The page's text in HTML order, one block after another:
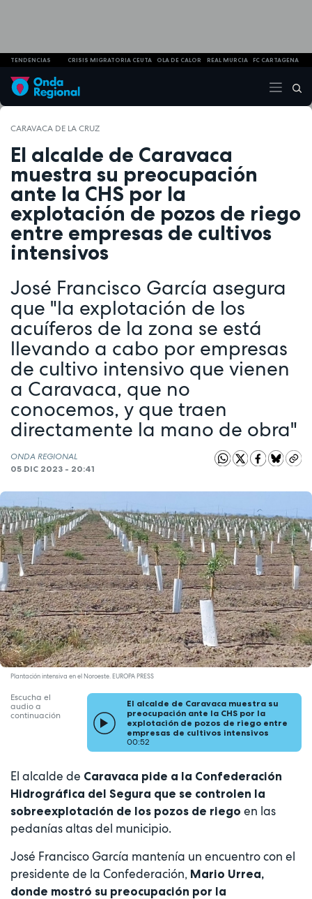
TENDENCIAS CRISIS MIGRATORIA CEUTA OLA DE CALOR REAL MURCIA FC CARTAGENA
CARAVACA DE LA CRUZ
El alcalde de Caravaca
muestra su preocupación
ante la CHS por la
explotación de pozos de riego
entre empresas de cultivos
intensivos
José Francisco García asegura
que "la explotación de los
acuíferos de la zona se está
llevando a cabo por empresas
de cultivo intensivo que vienen
a Caravaca, que no
conocemos, y que traen
directamente la mano de obra"
ONDA REGIONAL
05 DIC 2023 - 20:41
Plantación intensiva en el Noroeste. EUROPA PRESS
Escucha el
audio a
continuación
El alcalde de Caravaca muestra su
preocupación ante la CHS por la
explotación de pozos de riego entre
empresas de cultivos intensivos
00:52
El alcalde de Caravaca pide a la Confederación
Hidrográfica del Segura que se controlen la
sobreexplotación de los pozos de riego en las
pedanías altas del municipio.
José Francisco García mantenía un encuentro con el
presidente de la Confederación, Mario Urrea,
donde mostró su preocupación por la